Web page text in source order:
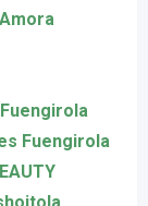
Fuengirola